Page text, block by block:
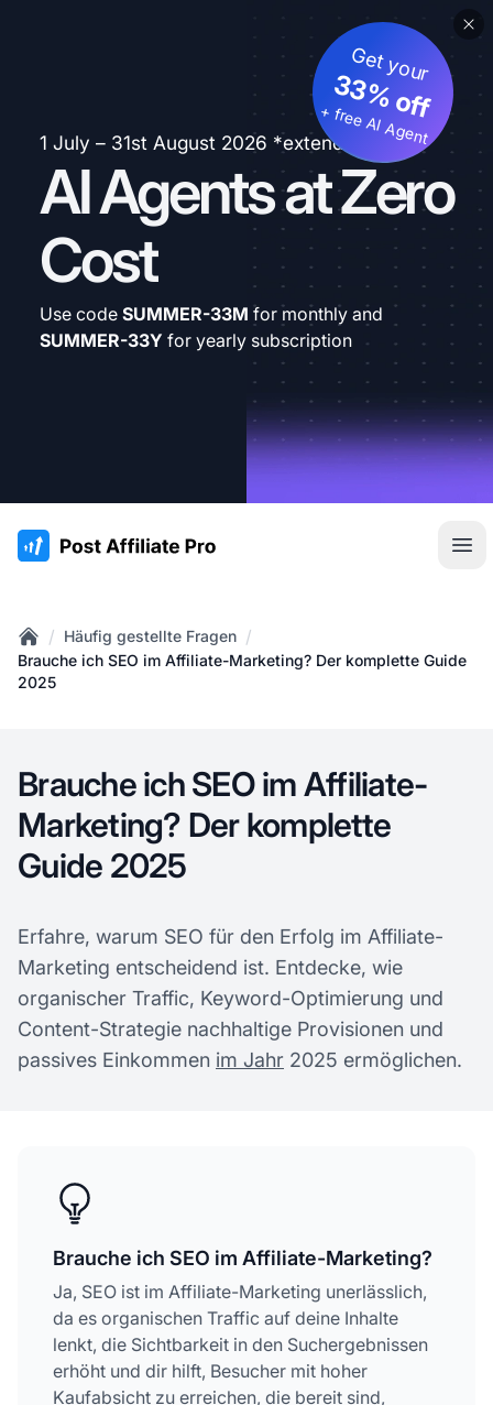
1 July – 31st August 2026 *extended
AI Agents at Zero
Cost
Get your
33% off
+ free AI Agent
Use code SUMMER-33M for monthly and
SUMMER-33Y for yearly subscription
:site.title
Home
/ Häufig gestellte Fragen /
Brauche ich SEO im Affiliate-Marketing? Der komplette Guide
2025
Brauche ich SEO im Affiliate-
Marketing? Der komplette
Guide 2025
Erfahre, warum SEO für den Erfolg im Affiliate-
Marketing entscheidend ist. Entdecke, wie
organischer Traffic, Keyword-Optimierung und
Content-Strategie nachhaltige Provisionen und
passives Einkommen im Jahr 2025 ermöglichen.
Brauche ich SEO im Affiliate-Marketing?
Ja, SEO ist im Affiliate-Marketing unerlässlich,
da es organischen Traffic auf deine Inhalte
lenkt, die Sichtbarkeit in den Suchergebnissen
erhöht und dir hilft, Besucher mit hoher
Kaufabsicht zu erreichen, die bereit sind,